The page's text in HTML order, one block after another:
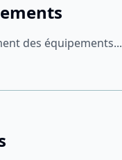
des équipements...